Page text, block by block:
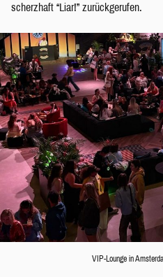
scherzhaft “Liar!” zurückgerufen.
VIP-Lounge in